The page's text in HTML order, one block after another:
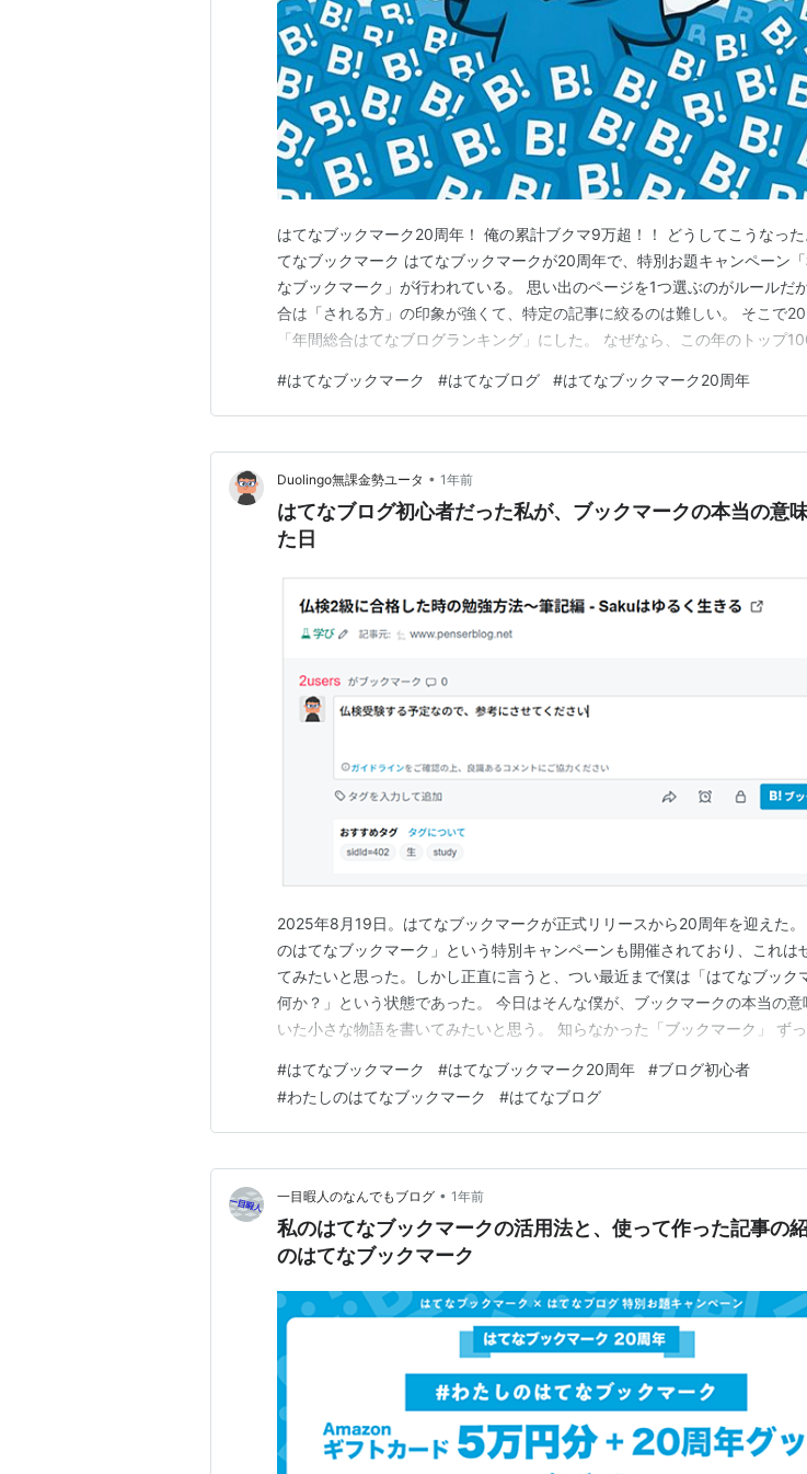
はてなブックマーク20周年！ 俺の累計ブクマ9万超！！ どうしてこうなっ
てなブックマーク はてなブックマークが20周年で、特別お題キャンペーン
なブックマーク」が行われている。 思い出のページを1つ選ぶのがルールだ
合は「される方」の印象が強くて、特定の記事に絞るのは難しい。 そこで
「年間総合はてなブログランキング」にした。 なぜなら、この年のトップ
至ったのかという話と、その結果として手元に残った累計9万件のブックマー
から何が見えたのか、その両方を語りた…
#はてなブックマーク #はてなブログ #はてなブックマーク20周年
Duolingo無課金勢ユータ • 1年前
はてなブログ初心者だった私が、ブックマークの本当の意
た日
2025年8月19日。はてなブックマークが正式リリースから20周年を迎えた。
のはてなブックマーク」という特別キャンペーンも開催されており、これは
てみたいと思った。しかし正直に言うと、つい最近まで僕は「はてなブック
何か？」という状態であった。 今日はそんな僕が、ブックマークの本当の意
いた小さな物語を書いてみたいと思う。 知らなかった「ブックマーク」 ず
る言葉」 知らなかった「ブックマーク」 ー2025年7月25日、私はブログを始
ブログを始めたばかりの右も左…
#はてなブックマーク #はてなブックマーク20周年 #ブログ初心者
#わたしのはてなブックマーク #はてなブログ
一目暇人のなんでもブログ • 1年前
私のはてなブックマークの活用法と、使って作った記事
のはてなブックマーク